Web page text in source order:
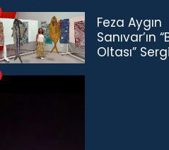
Feza Aygın
Sanıvar’ın
Oltası”